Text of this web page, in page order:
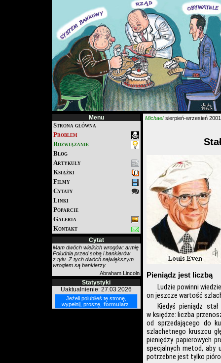
Menu
Strona główna
Problem
Rozwiązanie
Blog
Artykuły
Książki
Filmy
Cytaty
Linki
Poparcie
Galeria
Kontakt
Cytat
Mam dwóch wielkich wrogów: armię
Południa przed sobą i bankierów
z tyłu. Z tych dwóch największym
wrogiem są bankierzy.
Abraham Lincoln
Statystyki
Uaktualnienie: 27.03.2026
Jeżeli polubiłeś tę stronę,
wypełnij, proszę, formularz
Michael sierpień-wrzesień 2001
Pieniądz jest liczbą
Ludzie powinni
on jeszcze wartość
Kiedyś pieniądz
w księdze: liczba
od sprzedającego do
szlachetnego kruszcu
pieniędzy papierowych
specjalnych metod, aby
potrzebne jest tylko